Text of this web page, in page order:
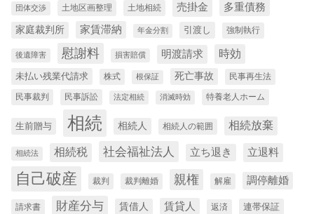
団体交渉 土地区画整理 土地相続 売掛金 多重債務
家庭裁判所 家賃滞納 年金分割 引渡し 強制執行
後遺障害 慰謝料 損害賠償 明渡請求 時効
未払い残業代請求 株式 根保証 死亡事故 民事再生法
民事裁判 民事訴訟 法定相続 消滅時効 特養老人ホーム
生前贈与 相続 相続人 相続人の範囲 相続放棄
相続法 相続税 社会福祉法人 立ち退き 立退料
自己破産 裁判 裁判離婚 親権 解雇 調停離婚
請求書 財産分与 賃借人 賃貸人 返済 連帯保証